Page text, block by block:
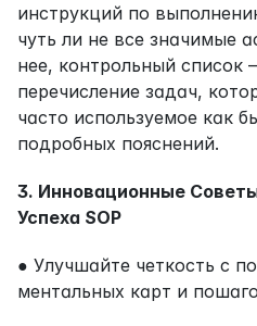
инструкций по
чуть ли не все значимые
нее, контрольный список
перечисление задач,
часто используемое как
подробных пояснений.
3. Инновационные
Успеха SOP
● Улучшайте четкость с
ментальных карт и